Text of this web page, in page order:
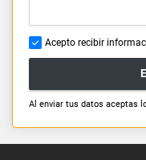
Acepto recibir
Al enviar tus datos aceptas